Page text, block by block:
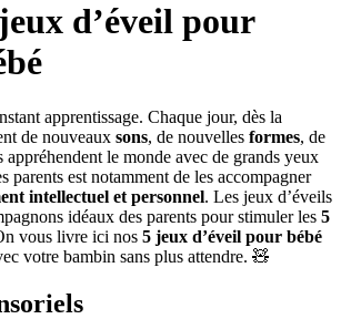
d’éveil pour
apprentissage. Chaque jour, dès la
de nouveaux sons, de nouvelles formes, de
appréhendent le monde avec de grands yeux
parents est notamment de les accompagner
intellectuel et personnel. Les jeux d’éveils
idéaux des parents pour stimuler les 5
vous livre ici nos 5 jeux d’éveil pour bébé
votre bambin sans plus attendre. 🧸